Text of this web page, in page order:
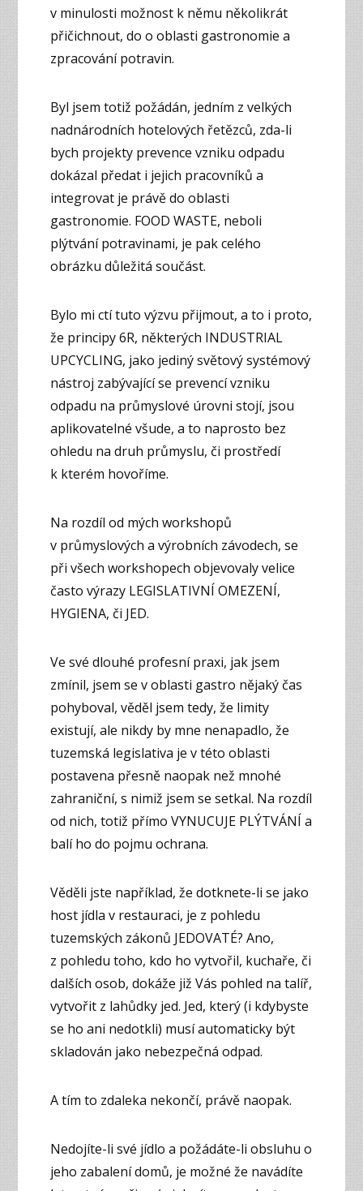
v minulosti možnost k němu několikrát
přičichnout, do o oblasti gastronomie a
zpracování potravin.
Byl jsem totiž požádán, jedním z velkých
nadnárodních hotelových řetězců, zda-li
bych projekty prevence vzniku odpadu
dokázal předat i jejich pracovníků a
integrovat je právě do oblasti
gastronomie. FOOD WASTE, neboli
plýtvání potravinami, je pak celého
obrázku důležitá součást.
Bylo mi ctí tuto výzvu přijmout, a to i proto,
že principy 6R, některých INDUSTRIAL
UPCYCLING, jako jediný světový systémový
nástroj zabývající se prevencí vzniku
odpadu na průmyslové úrovni stojí, jsou
aplikovatelné všude, a to naprosto bez
ohledu na druh průmyslu, či prostředí
k kterém hovoříme.
Na rozdíl od mých workshopů
v průmyslových a výrobních závodech, se
při všech workshopech objevovaly velice
často výrazy LEGISLATIVNÍ OMEZENÍ,
HYGIENA, či JED.
Ve své dlouhé profesní praxi, jak jsem
zmínil, jsem se v oblasti gastro nějaký čas
pohyboval, věděl jsem tedy, že limity
existují, ale nikdy by mne nenapadlo, že
tuzemská legislativa je v této oblasti
postavena přesně naopak než mnohé
zahraniční, s nimiž jsem se setkal. Na rozdíl
od nich, totiž přímo VYNUCUJE PLÝTVÁNÍ a
balí ho do pojmu ochrana.
Věděli jste například, že dotknete-li se jako
host jídla v restauraci, je z pohledu
tuzemských zákonů JEDOVATÉ? Ano,
z pohledu toho, kdo ho vytvořil, kuchaře, či
dalších osob, dokáže již Vás pohled na talíř,
vytvořit z lahůdky jed. Jed, který (i kdybyste
se ho ani nedotkli) musí automaticky být
skladován jako nebezpečná odpad.
A tím to zdaleka nekončí, právě naopak.
Nedojíte-li své jídlo a požádáte-li obsluhu o
jeho zabalení domů, je možné že navádíte